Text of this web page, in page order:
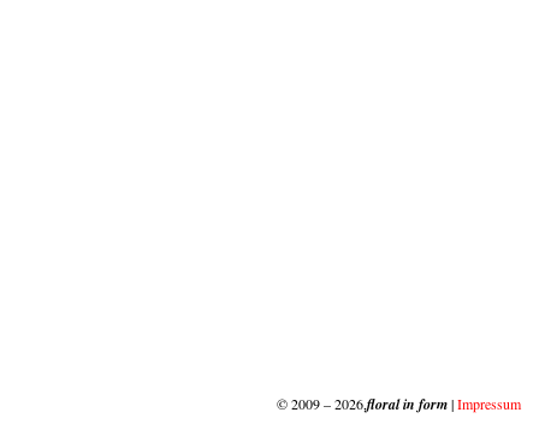
© 2009 – 2026,floral in form|Impressum